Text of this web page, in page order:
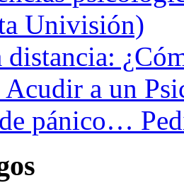
Univisión)
distancia:
Acudir a un
pánico…